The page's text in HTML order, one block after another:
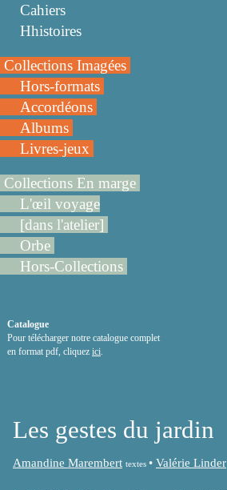
Cahiers
Hhistoires
Collections Imagées
Hors-formats
Accordéons
Albums
Livres-jeux
Collections En marge
L'œil voyage
[dans l'atelier]
Orbe
Hors-Collections
Catalogue
Pour télécharger notre catalogue complet
en format pdf, cliquez ici
Les gestes du jardin
Amandine Marembert textes • Valérie Linder